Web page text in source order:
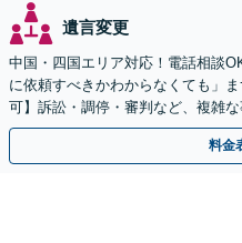
遺言変更
中国・四国エリア対応！電話相談
に依頼すべきかわからなくても」
可】訴訟・調停・審判など、複雑
相談無料】初回面談のみで解決で
料金